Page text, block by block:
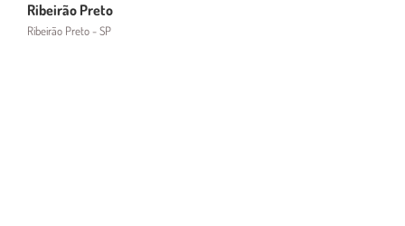
Ribeirão Preto
Ribeirão Preto - SP